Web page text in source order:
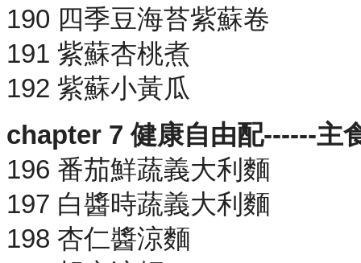
190 四季豆海苔紫蘇卷
191 紫蘇杏桃煮
192 紫蘇小黃瓜
chapter 7 健康自由配------主
196 番茄鮮蔬義大利麵
197 白醬時蔬義大利麵
198 杏仁醬涼麵